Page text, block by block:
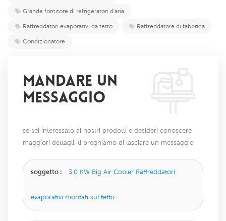
Grande fornitore di refrigeratori d'aria
Raffreddatori evaporativi da tetto
Raffreddatore di fabbrica
Condizionatore
MANDARE UN
MESSAGGIO
se sei interessato ai nostri prodotti e desideri conoscere
maggiori dettagli, ti preghiamo di lasciare un messaggio
soggetto : 3.0 KW Big Air Cooler Raffreddatori
evaporativi montati sul tetto